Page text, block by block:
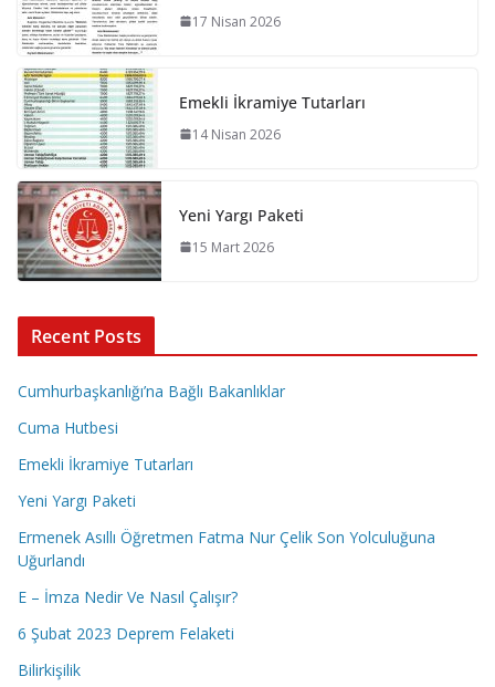
17 Nisan 2026
Emekli İkramiye Tutarları
14 Nisan 2026
Yeni Yargı Paketi
15 Mart 2026
Recent Posts
Cumhurbaşkanlığı’na Bağlı Bakanlıklar
Cuma Hutbesi
Emekli İkramiye Tutarları
Yeni Yargı Paketi
Ermenek Asıllı Öğretmen Fatma Nur Çelik Son Yolculuğuna
Uğurlandı
E – İmza Nedir Ve Nasıl Çalışır?
6 Şubat 2023 Deprem Felaketi
Bilirkişilik